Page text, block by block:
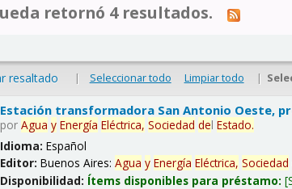
retornó 4 resultados.
resaltado | Seleccionar todo Limpiar todo |
Estación transformadora San Antonio Oeste,
porAgua y Energía Eléctrica, Sociedad delEstado.
Idioma:Español
Editor:Buenos Aires:Agua y Energía Eléctrica, Sociedad
Disponibilidad: Ítems disponibles para préstamo: